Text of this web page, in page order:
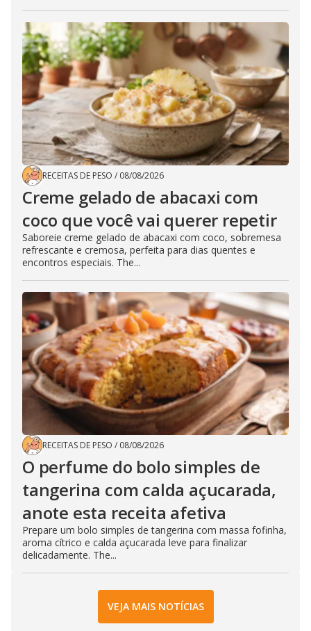
RECEITAS DE PESO / 08/08/2026
Creme gelado de abacaxi com
coco que você vai querer repetir
Saboreie creme gelado de abacaxi com coco, sobremesa
refrescante e cremosa, perfeita para dias quentes e
encontros especiais. The...
RECEITAS DE PESO / 08/08/2026
O perfume do bolo simples de
tangerina com calda açucarada,
anote esta receita afetiva
Prepare um bolo simples de tangerina com massa fofinha,
aroma cítrico e calda açucarada leve para finalizar
delicadamente. The...
VEJA MAIS NOTÍCIAS